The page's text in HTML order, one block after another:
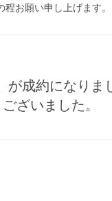
程お願い申し上げま
ざいました。